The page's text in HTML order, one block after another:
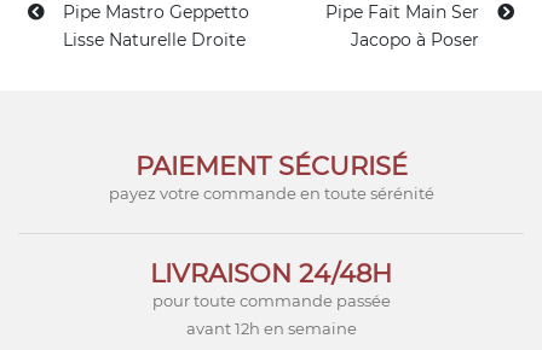
Pipe Mastro Geppetto
Lisse Naturelle Droite
Pipe Fait Main Ser
Jacopo à Poser
PAIEMENT SÉCURISÉ
payez votre commande en toute sérénité
LIVRAISON 24/48H
pour toute commande passée
avant 12h en semaine